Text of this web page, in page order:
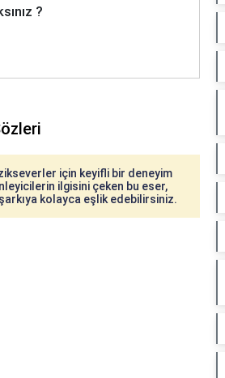
?
için keyifli bir deneyim
ilgisini çeken bu eser,
kolayca eşlik edebilirsiniz.